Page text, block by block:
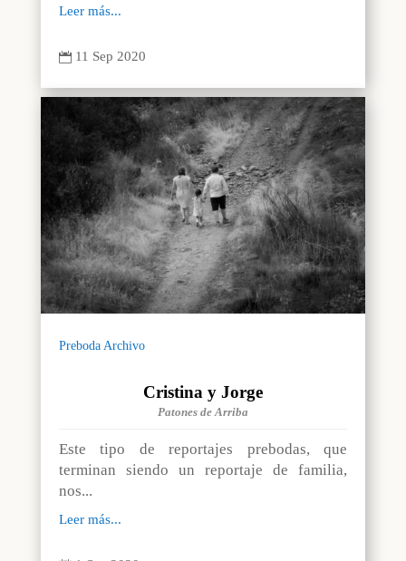
Leer más...
 11 Sep 2020
Preboda Archivo
Cristina y Jorge
Patones de Arriba
Este tipo de reportajes prebodas, que
terminan siendo un reportaje de familia,
nos...
Leer más...